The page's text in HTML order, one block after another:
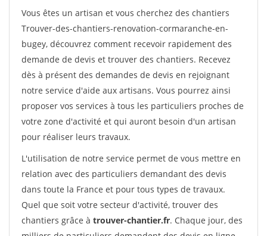
Vous êtes un artisan et vous cherchez des chantiers
Trouver-des-chantiers-renovation-cormaranche-en-
bugey, découvrez comment recevoir rapidement des
demande de devis et trouver des chantiers. Recevez
dès à présent des demandes de devis en rejoignant
notre service d'aide aux artisans. Vous pourrez ainsi
proposer vos services à tous les particuliers proches de
votre zone d'activité et qui auront besoin d'un artisan
pour réaliser leurs travaux.
L'utilisation de notre service permet de vous mettre en
relation avec des particuliers demandant des devis
dans toute la France et pour tous types de travaux.
Quel que soit votre secteur d'activité, trouver des
chantiers grâce à trouver-chantier.fr. Chaque jour, des